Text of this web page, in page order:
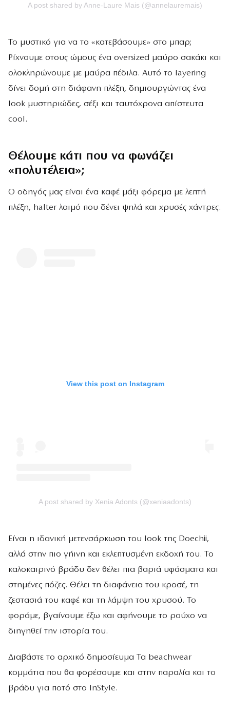
A post shared by Anne-Laure Mais (@annelauremais)
Το μυστικό για να το «κατεβάσουμε» στο μπαρ;
Ρίχνουμε στους ώμους ένα oversized μαύρο σακάκι και
ολοκληρώνουμε με μαύρα πέδιλα. Αυτό το layering
δίνει δομή στη διάφανη πλέξη, δημιουργώντας ένα
look μυστηριώδες, σέξι και ταυτόχρονα απίστευτα
cool.
Θέλουμε κάτι που να φωνάζει
«πολυτέλεια»;
Ο οδηγός μας είναι ένα καφέ μάξι φόρεμα με λεπτή
πλέξη, halter λαιμό που δένει ψηλά και χρυσές χάντρες.
View this post on Instagram
A post shared by Xenia Adonts (@xeniaadonts)
Είναι η ιδανική μετενσάρκωση του look της Doechii,
αλλά στην πιο γήινη και εκλεπτυσμένη εκδοχή του. Το
καλοκαιρινό βράδυ δεν θέλει πια βαριά υφάσματα και
στημένες πόζες. Θέλει τη διαφάνεια του κροσέ, τη
ζεστασιά του καφέ και τη λάμψη του χρυσού. Το
φοράμε, βγαίνουμε έξω και αφήνουμε το ρούχο να
διηγηθεί την ιστορία του.
Διαβάστε το αρχικό δημοσίευμα Τα beachwear
κομμάτια που θα φορέσουμε και στην παραλία και το
βράδυ για ποτό στο InStyle.